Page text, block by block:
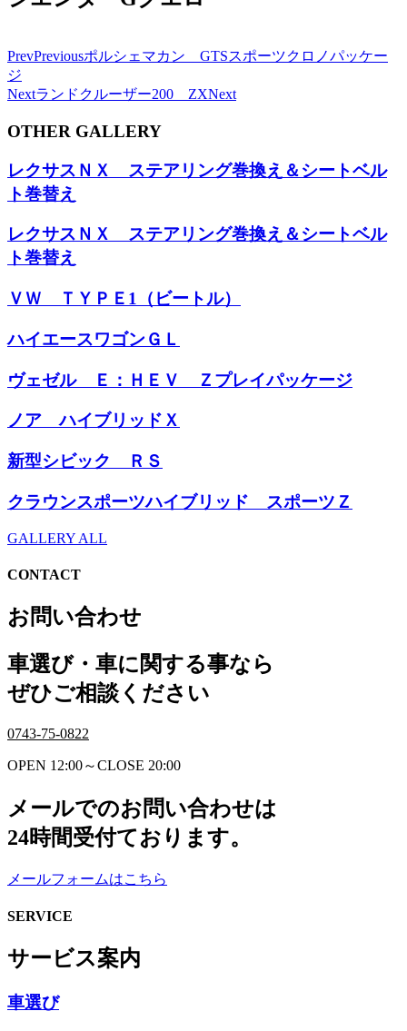
PrevPreviousポルシェマカン GTSスポーツクロノパッケー
ジ
Nextランドクルーザー200 ZXNext
OTHER GALLERY
レクサスＮＸ ステアリング巻換え＆シートベル
ト巻替え
レクサスＮＸ ステアリング巻換え＆シートベル
ト巻替え
ＶＷ ＴＹＰＥ1（ビートル）
ハイエースワゴンＧＬ
ヴェゼル Ｅ：ＨＥＶ Ｚプレイパッケージ
ノア ハイブリッドＸ
新型シビック ＲＳ
クラウンスポーツハイブリッド スポーツＺ
GALLERY ALL
CONTACT
お問い合わせ
車選び・車に関する事なら
ぜひご相談ください
0743-75-0822
OPEN 12:00～CLOSE 20:00
メールでのお問い合わせは
24時間受付ております。
メールフォームはこちら
SERVICE
サービス案内
車選び